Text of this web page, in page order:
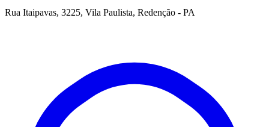
Rua Itaipavas, 3225, Vila Paulista, Redenção - PA